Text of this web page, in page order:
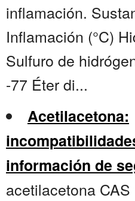
inflamación.
Inflamación (°C)
Sulfuro de
-77 Éter di...
Acetilacetona:
información de
acetilacetona